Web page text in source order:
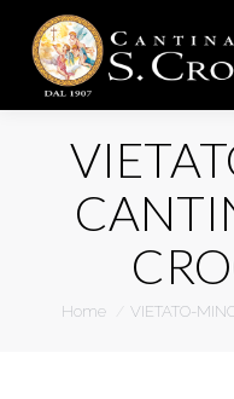
You are here:
Home VIETATO-